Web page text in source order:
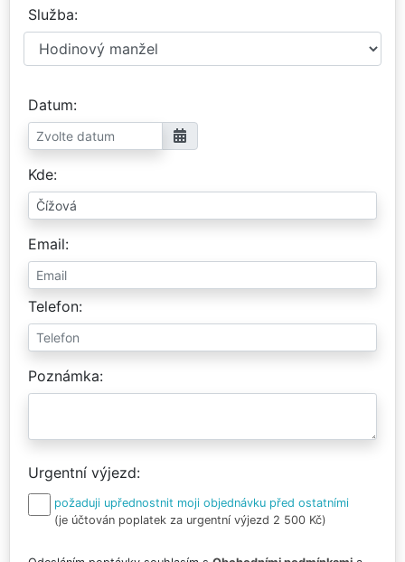
Služba
Datum
Kde
Email
Telefon
Poznámka
Urgentní výjezd
požaduji upřednostnit moji objednávku před ostatními
(je účtován poplatek za urgentní výjezd 2 500 Kč)